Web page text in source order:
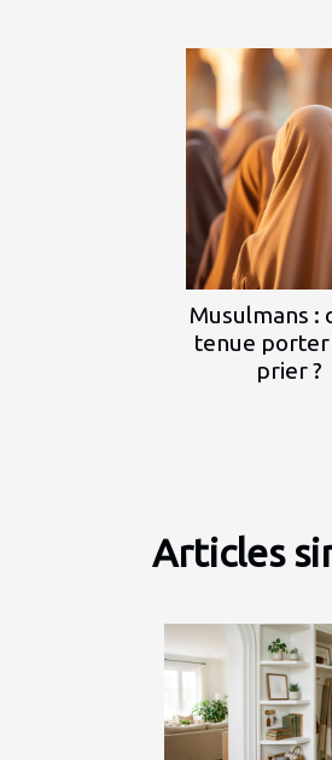
Musulmans :
tenue
prier ?
Articles